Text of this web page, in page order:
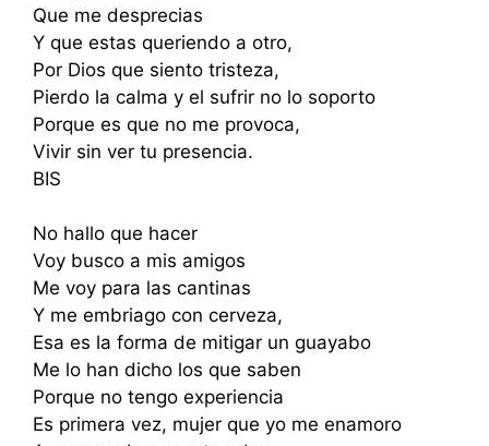
Que me desprecias
Y que estas queriendo a otro,
Por Dios que siento tristeza,
Pierdo la calma y el sufrir no lo soporto
Porque es que no me provoca,
Vivir sin ver tu presencia.
BIS
No hallo que hacer
Voy busco a mis amigos
Me voy para las cantinas
Y me embriago con cerveza,
Esa es la forma de mitigar un guayabo
Me lo han dicho los que saben
Porque no tengo experiencia
Es primera vez, mujer que yo me enamoro